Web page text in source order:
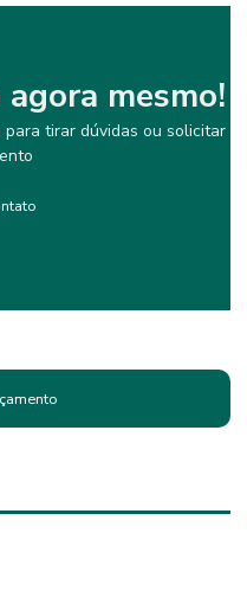
mesmo!
tirar dúvidas ou solicitar